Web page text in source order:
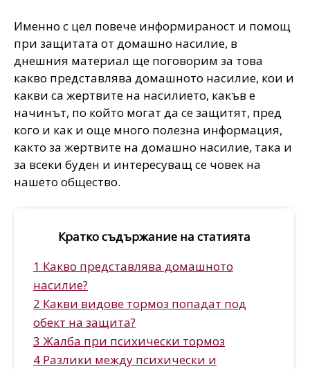
Именно с цел повече информираност и помощ
при защитата от домашно насилие, в
днешния материал ще поговорим за това
какво представлява домашното насилие, кои и
какви са жертвите на насилието, какъв е
начинът, по който могат да се защитят, пред
кого и как и още много полезна информация,
както за жертвите на домашно насилие, така и
за всеки буден и интересуващ се човек на
нашето общество.
Кратко съдържание на статията
1 Какво представлява домашното
насилие?
2 Какви видове тормоз попадат под
обект на защита?
3 Жалба при психически тормоз
4 Разлики между психически и